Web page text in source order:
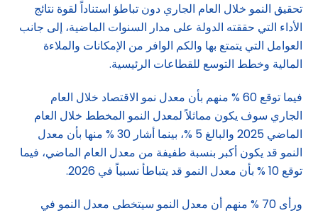
تحقيق النمو خلال العام الجاري دون تباطؤ استناداً لقوة نتائج
الأداء التي حققته الدولة على مدار السنوات الماضية، إلى جانب
العوامل التي يتمتع بها والكم الوافر من الإمكانات والملاءة
المالية وخطط التوسع للقطاعات الرئيسية.
فيما توقع 60 % منهم بأن معدل نمو الاقتصاد خلال العام
الجاري سوف يكون مماثلاً لمعدل النمو المخطط خلال العام
الماضي 2025 والبالغ 5 %، بينما أشار 30 % منها بأن معدل
النمو قد يكون أكبر بنسبة طفيفة من معدل العام الماضي، فيما
توقع 10 % بأن معدل النمو قد يتباطأ نسبياً في 2026.
ورأى 70 % منهم أن معدل النمو سيتخطى معدل النمو في